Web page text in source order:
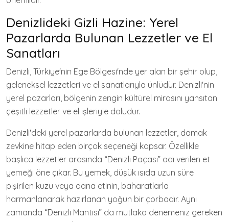
Denizlideki Gizli Hazine: Yerel
Pazarlarda Bulunan Lezzetler ve El
Sanatları
Denizli, Türkiye'nin Ege Bölgesi'nde yer alan bir şehir olup,
geleneksel lezzetleri ve el sanatlarıyla ünlüdür. Denizli'nin
yerel pazarları, bölgenin zengin kültürel mirasını yansıtan
çeşitli lezzetler ve el işleriyle doludur.
Denizli'deki yerel pazarlarda bulunan lezzetler, damak
zevkine hitap eden birçok seçeneği kapsar. Özellikle
başlıca lezzetler arasında “Denizli Paçası” adı verilen et
yemeği öne çıkar. Bu yemek, düşük ısıda uzun süre
pişirilen kuzu veya dana etinin, baharatlarla
harmanlanarak hazırlanan yoğun bir çorbadır. Aynı
zamanda “Denizli Mantısı” da mutlaka denemeniz gereken